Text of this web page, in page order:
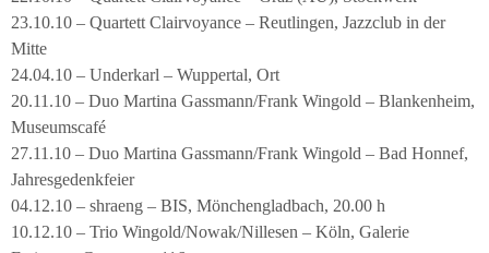
23.10.10 – Quartett Clairvoyance – Reutlingen, Jazzclub in der
Mitte
24.04.10 – Underkarl – Wuppertal, Ort
20.11.10 – Duo Martina Gassmann/Frank Wingold – Blankenheim,
Museumscafé
27.11.10 – Duo Martina Gassmann/Frank Wingold – Bad Honnef,
Jahresgedenkfeier
04.12.10 – shraeng – BIS, Mönchengladbach, 20.00 h
10.12.10 – Trio Wingold/Nowak/Nillesen – Köln, Galerie